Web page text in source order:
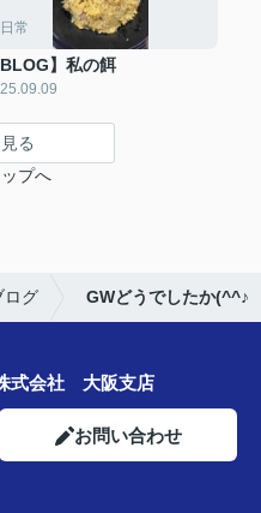
日常
BLOG】私の餌
る
プへ
ログ GWどうでしたか(^^♪
式会社 大阪支店
お問い合わせ